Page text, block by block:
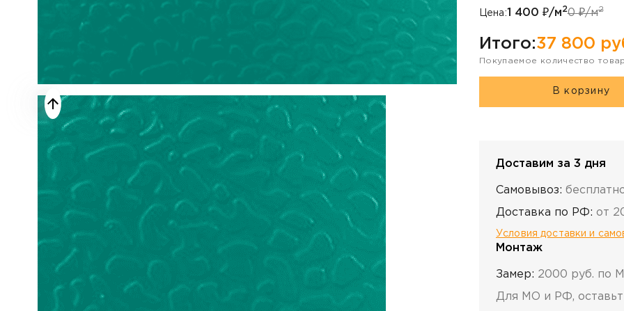
Цена:1 400 ₽/м20₽/м2
Итого:37 800
Покупаемое количество
В корзину
Доставим за 3 дня
Самовывоз:
Доставка по РФ: от
Условия доставки и
Монтаж
Замер: 2000 руб. по
Для МО и РФ,